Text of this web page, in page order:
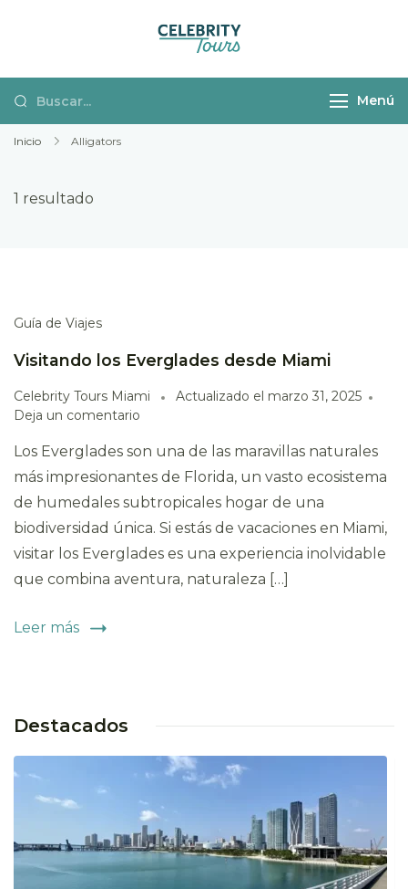
Miami
excursiones en español
Menú
Inicio Alligators
1 resultado
Guía de Viajes
Visitando los Everglades desde Miami
Celebrity Tours Miami Actualizado el marzo 31, 2025
Deja un comentario
Los Everglades son una de las maravillas naturales
más impresionantes de Florida, un vasto ecosistema
de humedales subtropicales hogar de una
biodiversidad única. Si estás de vacaciones en Miami,
visitar los Everglades es una experiencia inolvidable
que combina aventura, naturaleza […]
Leer más
Destacados